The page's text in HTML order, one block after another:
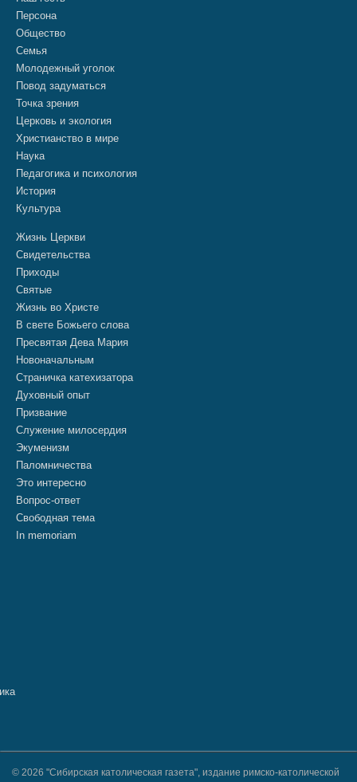
Персона
Общество
Семья
Молодежный уголок
Повод задуматься
Точка зрения
Церковь и экология
Христианство в мире
Наука
Педагогика и психология
История
Культура
Жизнь Церкви
Свидетельства
Приходы
Святые
Жизнь во Христе
В свете Божьего слова
Пресвятая Дева Мария
Новоначальным
Страничка катехизатора
Духовный опыт
Призвание
Служение милосердия
Экуменизм
Паломничества
Это интересно
Вопрос-ответ
Свободная тема
In memoriam
© 2026 "Сибирская католическая газета", издание римско-католической